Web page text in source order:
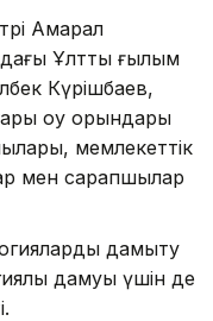
Ақмарал
Ұлттық ғылым
Күрішбаев,
оқу орындары
мемлекеттік
мен сарапшылар
дамыту
дамуы үшін де